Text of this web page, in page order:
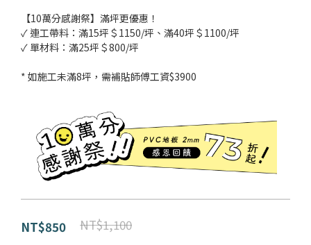
免膠科技木紋地板
立體纖維吸隔音板 吸音木格柵板
韓國水貼壁紙 虹牌聯名水性乳膠漆
紐西蘭羊毛地毯 科技地毯
居家改色貼膜
部落格首頁 木地板知識
【10萬分感謝祭】滿坪更優惠！
✓ 連工帶料：滿15坪＄1150/坪、滿40坪＄1100/坪
✓ 單材料：滿25坪＄800/坪
* 如施工未滿8坪，需補貼師傅工資$3900
NT$1,100
NT$850